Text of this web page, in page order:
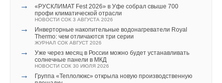
→
«РУСКЛИМАТ Fest 2026» в Уфе собрал свыше 700
профи климатической отрасли
НОВОСТИ СОК 3 АВГУСТА 2026
→
Инверторные накопительные водонагреватели Royal
Thermo: чем отличаются три серии
ЖУРНАЛ СОК АВГУСТ 2026
→
Уже через месяц в России можно будет устанавливать
солнечные панели в МКД
НОВОСТИ СОК 30 ИЮЛЯ 2026
→
Группа «Теплолюкс» открыла новую производственную